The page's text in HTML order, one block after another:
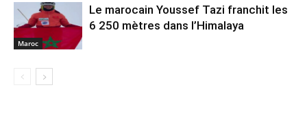
Maroc
Le marocain Youssef Tazi franchit les
6 250 mètres dans l’Himalaya